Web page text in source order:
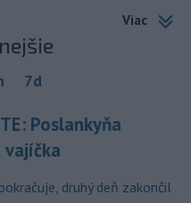
Viac
7d
Poslankyňa
druhý deň zakončil